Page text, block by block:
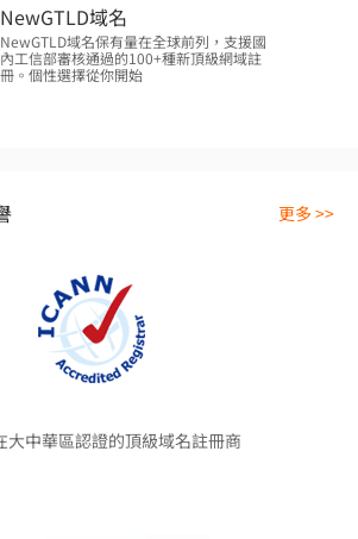
NewGTLD域名
NewGTLD域名保有量在全球前列，支援國
內工信部審核通過的100+種新頂級網域註
冊。個性選擇從你開始
更多 >>
大中華區認證的頂級域名註冊商